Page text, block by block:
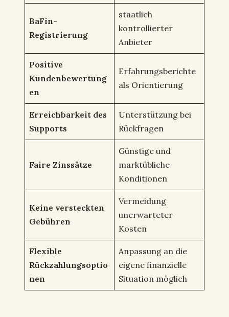
BaFin-
Registrierung
staatlich
kontrollierter
Anbieter
Positive
Kundenbewertung
en
Erfahrungsberichte
als Orientierung
Erreichbarkeit des
Supports
Unterstützung bei
Rückfragen
Faire Zinssätze
Günstige und
marktübliche
Konditionen
Keine versteckten
Gebühren
Vermeidung
unerwarteter
Kosten
Flexible
Rückzahlungsoptio
nen
Anpassung an die
eigene finanzielle
Situation möglich